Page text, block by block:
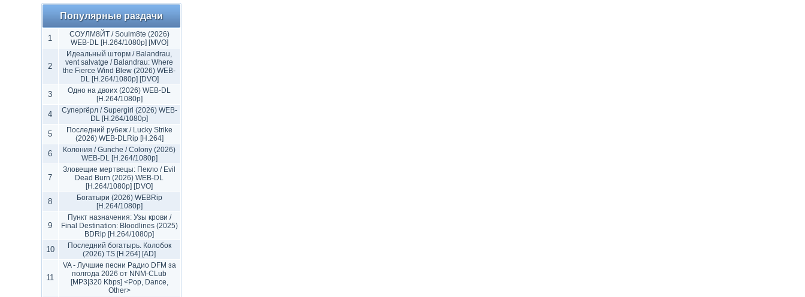
Популярные раздачи
1
СОУЛМ8ЙТ / Soulm8te (2026)
WEB-DL [H.264/1080p] [MVO]
2
Идеальный шторм / Balandrau,
vent salvatge / Balandrau: Where
the Fierce Wind Blew (2026) WEB-
DL [H.264/1080p] [DVO]
3
Одно на двоих (2026) WEB-DL
[H.264/1080p]
4
Супергёрл / Supergirl (2026) WEB-
DL [H.264/1080p]
5
Последний рубеж / Lucky Strike
(2026) WEB-DLRip [H.264]
6
Колония / Gunche / Colony (2026)
WEB-DL [H.264/1080p]
7
Зловещие мертвецы: Пекло / Evil
Dead Burn (2026) WEB-DL
[H.264/1080p] [DVO]
8
Богатыри (2026) WEBRip
[H.264/1080p]
9
Пункт назначения: Узы крови /
Final Destination: Bloodlines (2025)
BDRip [H.264/1080p]
10
Последний богатырь. Колобок
(2026) TS [H.264] [AD]
11
VA - Лучшие песни Радио DFM за
полгода 2026 от NNM-CLub
[MP3|320 Kbps] <Pop, Dance,
Other>